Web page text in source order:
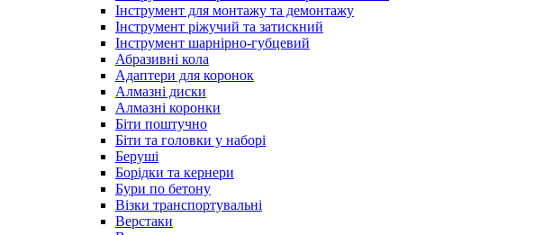
Інструмент для монтажу та демонтажу
Інструмент ріжучий та затискний
Інструмент шарнірно-губцевий
Абразивні кола
Адаптери для коронок
Алмазні диски
Алмазні коронки
Біти поштучно
Біти та головки у наборі
Беруші
Борідки та кернери
Бури по бетону
Візки транспортувальні
Верстаки